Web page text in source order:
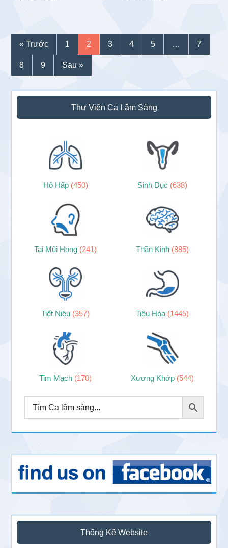
« Trước 1 2 3 4 5 … 7
8 9 Sau »
Sidebar
chính
Thư Viện Ca Lâm Sàng
Hô Hấp (450) Sinh Dục (638)
Tai Mũi Họng (241) Thần Kinh (885)
Tiết Niệu (357) Tiêu Hóa (1445)
Tim Mạch (170) Xương Khớp (544)
Thống Kê Website